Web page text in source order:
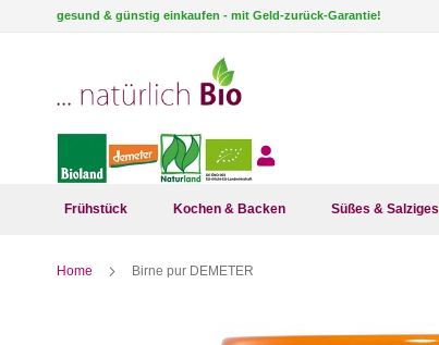
Direkt
gesund & günstig einkaufen - mit Geld-zurück-Garantie!
Frühstück Kochen & Backen Süßes & Salziges
Home Birne pur DEMETER